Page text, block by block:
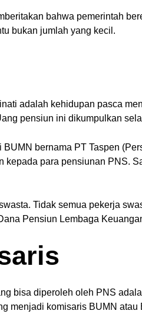
bahwa pemerintah
bukan jumlah yang kecil.
adalah kehidupan pasca
pensiun ini dikumpulkan
bernama PT Taspen
kepada para pensiunan PNS.
Tidak semua pekerja
Pensiun Lembaga
bisa diperoleh oleh PNS
menjadi komisaris BUMN